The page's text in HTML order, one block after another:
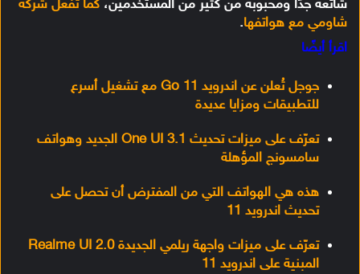
شائعة جدًا ومحبوبه من كثير من المستخدمين، كما تفعل شركة
شاومي مع هواتفها.
اقرأ أيضًا
جوجل تُعلن عن اندرويد 11 Go مع تشغيل أسرع
للتطبيقات ومزايا عديدة
تعرّف على ميزات تحديث One UI 3.1 الجديد وهواتف
سامسونج المؤهلة
هذه هي الهواتف التي من المفترض أن تحصل على
تحديث اندرويد 11
تعرّف على ميزات واجهة ريلمي الجديدة Realme UI 2.0
المبنية على اندرويد 11